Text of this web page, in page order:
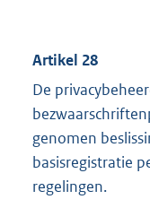
Artikel 28
De
genomen
basisregistratie
regelingen.